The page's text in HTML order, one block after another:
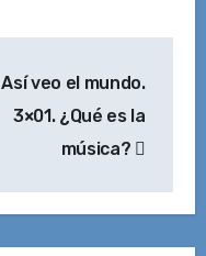
Así veo el mundo.
3×01. ¿Qué es la
música?